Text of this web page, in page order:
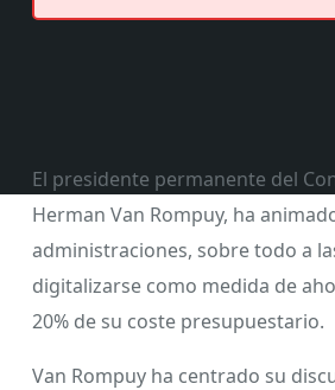
El presidente permanente del
Herman Van Rompuy, ha
administraciones, sobre todo a
digitalizarse como medida de
20% de su coste presupuestario.
Van Rompuy ha centrado su